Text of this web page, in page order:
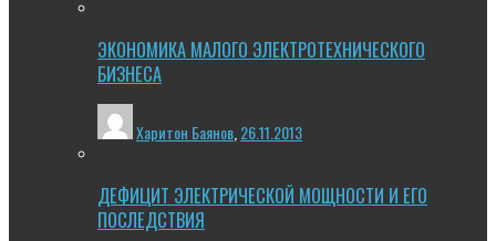
ЭКОНОМИКА МАЛОГО ЭЛЕКТРОТЕХНИЧЕСКОГО
БИЗНЕСА
Харитон Баянов 26.11.2013
ДЕФИЦИТ ЭЛЕКТРИЧЕСКОЙ МОЩНОСТИ И ЕГО
ПОСЛЕДСТВИЯ